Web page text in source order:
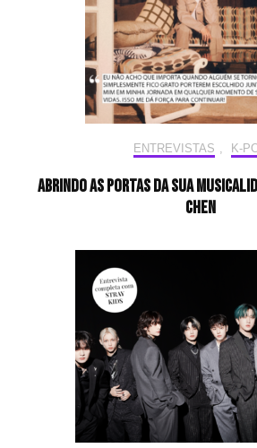
ENTREVISTAS K-
Abrindo as portas da sua
CHEN